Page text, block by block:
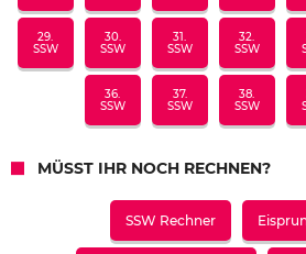
29.
SSW
30.
SSW
31.
SSW
32.
SSW
36.
SSW
37.
SSW
38.
SSW
MÜSST IHR NOCH RECHNEN?
SSW Rechner